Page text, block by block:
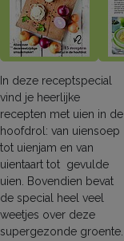
In deze receptspecial
vind je heerlijke
recepten met uien in de
hoofdrol: van uiensoep
tot uienjam en van
uientaart tot gevulde
uien. Bovendien bevat
de special heel veel
weetjes over deze
supergezonde groente.